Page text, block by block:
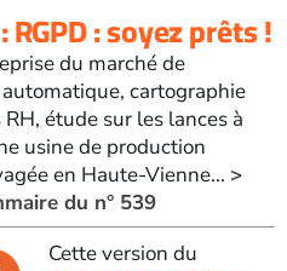
RGPD : soyez prêts !
du marché de
cartographie
étude sur les lances à
usine de production
en Haute-Vienne... >
du n° 539
Cette version du